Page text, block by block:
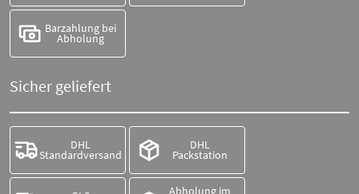
Barzahlung bei
Abholung
Sicher geliefert
DHL
Standardversand
DHL
Packstation
Abholung im